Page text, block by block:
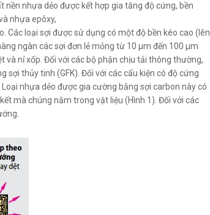
nhựa dẻo được kết hợp gia tăng độ cứng, bền
nhựa epôxy,
Các loại sợi được sử dụng có một độ bền kéo cao (lên
ngàn các sợi đơn lẻ mỏng từ 10 μm đến 100 μm
nỉ xốp. Đối với các bộ phận chịu tải thông thường,
thủy tinh (GFK). Đối với các cấu kiện có độ cứng
nhựa dẻo được gia cường bằng sợi carbon này có
mà chúng nằm trong vật liệu (Hình 1). Đối với các